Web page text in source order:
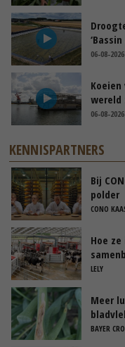
06-08-2026
wereld
06-08-2026
KENNISPARTNERS
Bij
polder
CONO
Hoe
LELY
Meer
BAYER